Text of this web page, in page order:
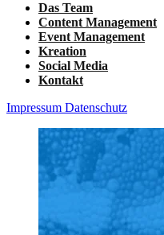
Das Team
Content Management
Event Management
Kreation
Social Media
Kontakt
Impressum Datenschutz